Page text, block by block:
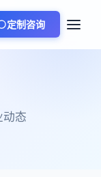
定制咨询
动态